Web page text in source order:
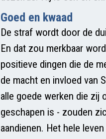
Goed en kwaad
De straf wordt door de
En dat zou merkbaar
positieve dingen die de
de macht en invloed van
alle goede werken die zij
geschapen is - zouden
aandienen. Het hele